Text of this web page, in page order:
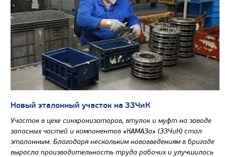
Цена по запросу
Производитель
Экологический класс
Грузоподъемность, кг
Вместимость кузова, м3
Направление разгрузки
Колесная формула
Новый эталонный участок на ЗЗЧиК
Участок в цехе синхронизаторов, втулок и муфт на заводе
запасных частей и компонентов «КАМАЗа» (ЗЗЧиК) стал
эталонным. Благодаря нескольким нововведениям в бригаде
выросла производительность труда рабочих и улучшилось